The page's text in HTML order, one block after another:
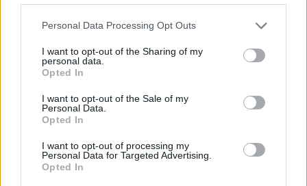
Personal Data Processing Opt Outs
I want to opt-out of the Sharing of my
personal data.
Opted In
I want to opt-out of the Sale of my
Personal Data.
Opted In
I want to opt-out of processing my
Personal Data for Targeted Advertising.
Opted In